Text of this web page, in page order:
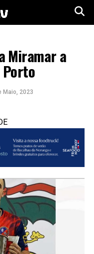
Miramar a
Porto
Maio, 2023